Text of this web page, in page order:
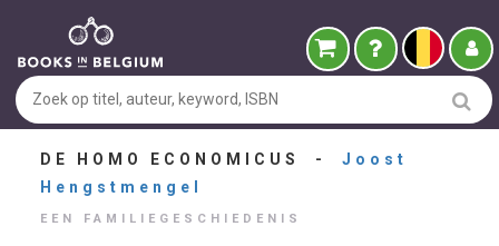
DE HOMO ECONOMICUS - Joost
Hengstmengel
EEN FAMILIEGESCHIEDENIS